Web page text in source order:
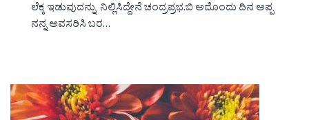
ಲೆಕ್ಕ ಇಡುವುದನ್ನು ನಿಲ್ಲಿಸಿದ್ದೇನೆ ಚಂದ್ರಪ್ರಭ.ಬಿ ಅದೊಂದು ದಿನ ಅಪ್ಪ
ನನ್ನ ಅವಸರಿಸಿ ಬರ…